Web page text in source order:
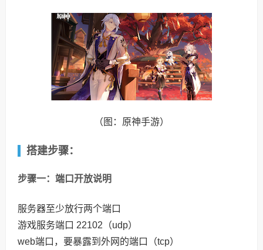
（图：原神手游）
搭建步骤：
步骤一：端口开放说明
服务器至少放行两个端口
游戏服务端口 22102（udp）
web端口，要暴露到外网的端口（tcp）